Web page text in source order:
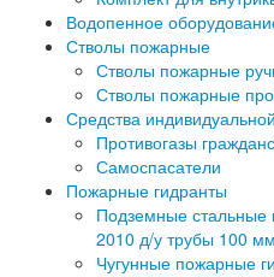
Водопенное
Стволы пожарные
Стволы пожарные
Стволы пожарные
Средства
Противогазы
Самоспасатели
Пожарные гидранты
Подземные
2010 д/у трубы 100
Чугунные пожарные